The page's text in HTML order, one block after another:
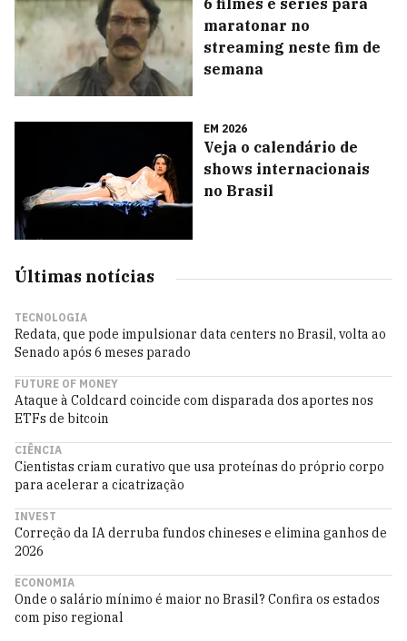
6 filmes e séries para
maratonar no
streaming neste fim de
semana
EM 2026
Veja o calendário de
shows internacionais
no Brasil
Últimas notícias
TECNOLOGIA
Redata, que pode impulsionar data centers no Brasil, volta ao
Senado após 6 meses parado
FUTURE OF MONEY
Ataque à Coldcard coincide com disparada dos aportes nos
ETFs de bitcoin
CIÊNCIA
Cientistas criam curativo que usa proteínas do próprio corpo
para acelerar a cicatrização
INVEST
Correção da IA derruba fundos chineses e elimina ganhos de
2026
ECONOMIA
Onde o salário mínimo é maior no Brasil? Confira os estados
com piso regional